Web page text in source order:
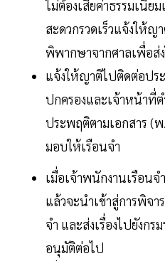
ไม่ต้องเสียค่าธรรมเนีย
สะดวกรวดเร็วแจ้งให้ญ
พิพากษาจากศาลเพื่อส่ง
แจ้งให้ญาติไปติดต่อปร
ปกครองและเจ้าหน้าที่ต
ประพฤติตามเอกสาร (
มอบให้เรือนจำ
เมื่อเจ้าพนักงานเรือนจ
แล้วจะนำเข้าสู่การพิจ
จำ และส่งเรื่องไปยังก
อนุมัติต่อไป